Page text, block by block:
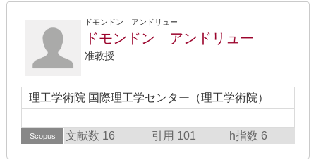
ドモンドン アンドリュー
ドモンドン アンドリュー
准教授
理工学術院 国際理工学センター（理工学術院）
Scopus 文献数 16 引用 101 h指数 6